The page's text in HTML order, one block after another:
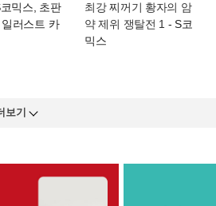
믹스, 초판
러스트 카
최강 찌꺼기 황자의 암
약 제위 쟁탈전 1 - S코
믹스
보기